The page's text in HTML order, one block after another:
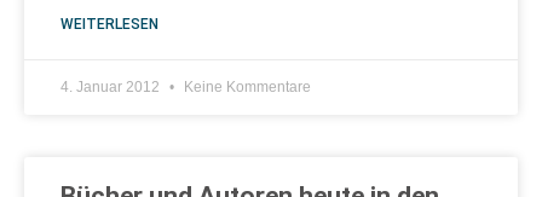
WEITERLESEN
4. Januar 2012 Keine Kommentare